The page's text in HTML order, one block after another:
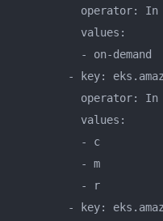
          operator: In
          values:
          - on-demand
- key:
          operator: In
          values:
          - c
          - m
          - r
- key: